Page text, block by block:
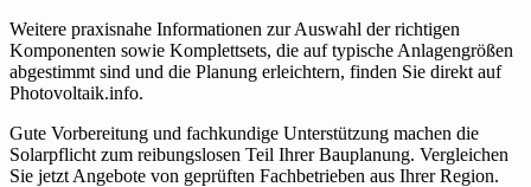
Weitere praxisnahe Informationen zur Auswahl der richtigen
Komponenten sowie Komplettsets, die auf typische Anlagengrößen
abgestimmt sind und die Planung erleichtern, finden Sie direkt auf
Photovoltaik.info.
Gute Vorbereitung und fachkundige Unterstützung machen die
Solarpflicht zum reibungslosen Teil Ihrer Bauplanung. Vergleichen
Sie jetzt Angebote von geprüften Fachbetrieben aus Ihrer Region.